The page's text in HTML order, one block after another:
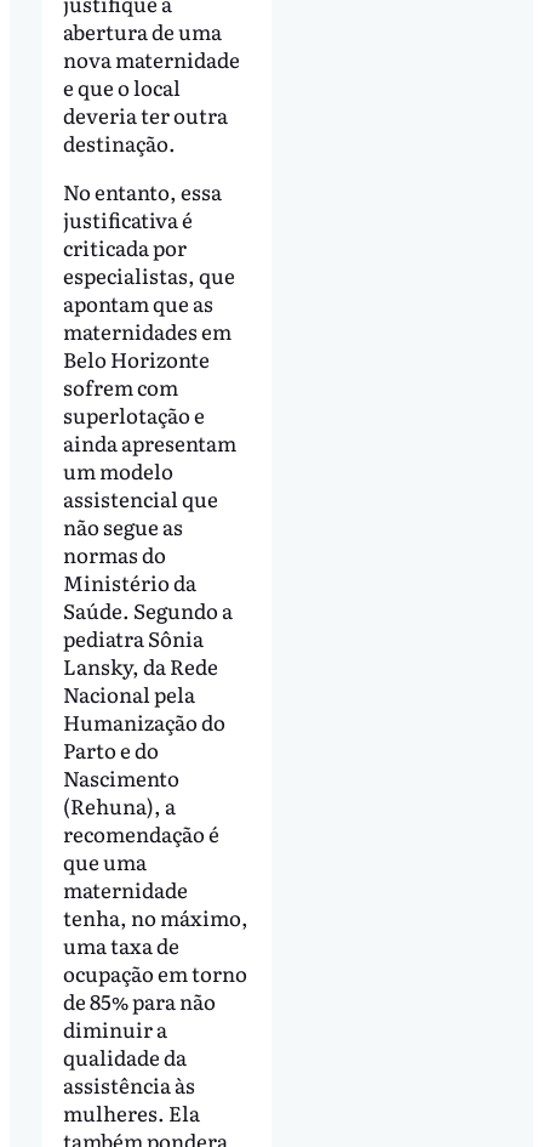
abertura de uma
nova maternidade
e que o local
deveria ter outra
destinação.
No entanto, essa
justificativa é
criticada por
especialistas, que
apontam que as
maternidades em
Belo Horizonte
sofrem com
superlotação e
ainda apresentam
um modelo
assistencial que
não segue as
normas do
Ministério da
Saúde. Segundo a
pediatra Sônia
Lansky, da Rede
Nacional pela
Humanização do
Parto e do
Nascimento
(Rehuna), a
recomendação é
que uma
maternidade
tenha, no máximo,
uma taxa de
ocupação em torno
de 85% para não
diminuir a
qualidade da
assistência às
mulheres. Ela
também pondera